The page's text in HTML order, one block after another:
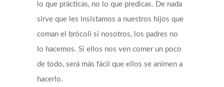
lo que prácticas, no lo que predicas. De nada
sirve que les insistamos a nuestros hijos que
coman el brócoli si nosotros, los padres no
lo hacemos. Si ellos nos ven comer un poco
de todo, será más fácil que ellos se animen a
hacerlo.